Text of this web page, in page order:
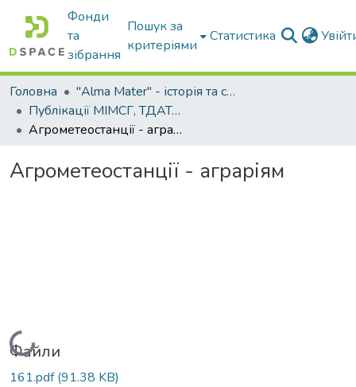
Фонди
та
зібрання
Пошук за
критеріями
Статистика
Головна
"Alma Mater" - історія та сьогодення Університету
Публікації МІМСГ, ТДАТА, ТДАТУ
Агрометеостанції - аграріям
Агрометеостанції - аграріям
Вантажиться...
Файли
161.pdf(91.38 KB)